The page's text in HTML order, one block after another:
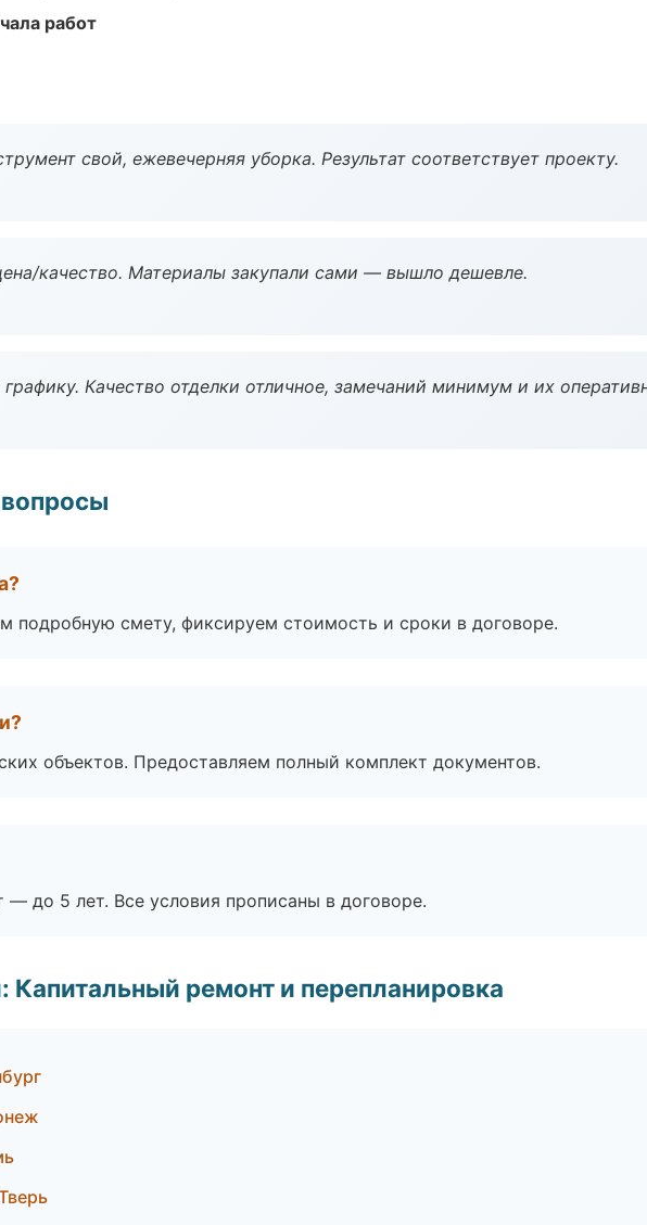
работ
свой, ежевечерняя уборка. Результат соответствует проекту.
качество. Материалы закупали сами — вышло дешевле.
Качество отделки отличное, замечаний минимум и их
подробную смету, фиксируем стоимость и сроки в договоре.
объектов. Предоставляем полный комплект документов.
до 5 лет. Все условия прописаны в договоре.
ремонт и перепланировка